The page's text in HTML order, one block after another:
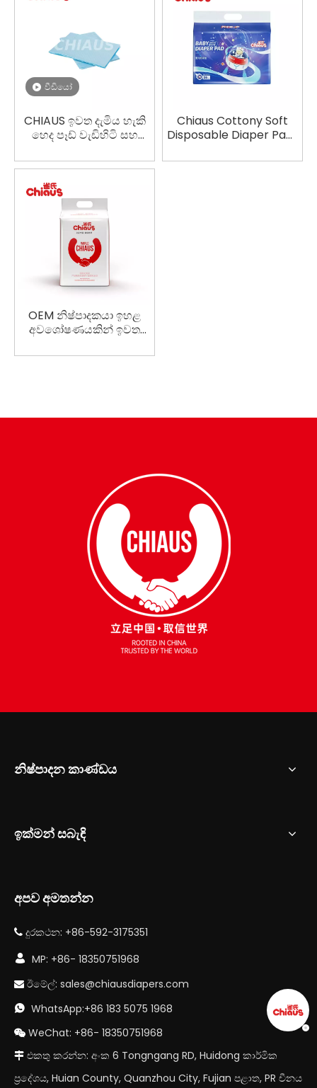
වීඩියෝ
CHIAUS ඉවත දැමිය හැකි
හෙද පෑඩ් වැඩිහිටි සහ
මාතෘ පෑඩ් සඳහා ජල
Chiaus Cottony Soft
Disposable Diaper Pads
සේවා අවශ්‍යයි
OEM නිෂ්පාදකයා ඉහළ
අවශෝෂණයකින් ඉවත
පෑඩ්
නිෂ්පාදන කාණ්ඩය
ඉක්මන් සබැඳි
අපව අමතන්න
 දුරකථන: +86-592-3175351
 MP: +86- 18350751968
 ඊමේල්: sales@chiausdiapers.com
 WhatsApp:+86 183 5075 1968
 WeChat: +86- 18350751968
 එකතු කරන්න: අංක 6 Tongngang RD, Huidong කාර්මික
ප්‍රදේශය, Huian County, Quanzhou City, Fujian පළාත, PR චීනය